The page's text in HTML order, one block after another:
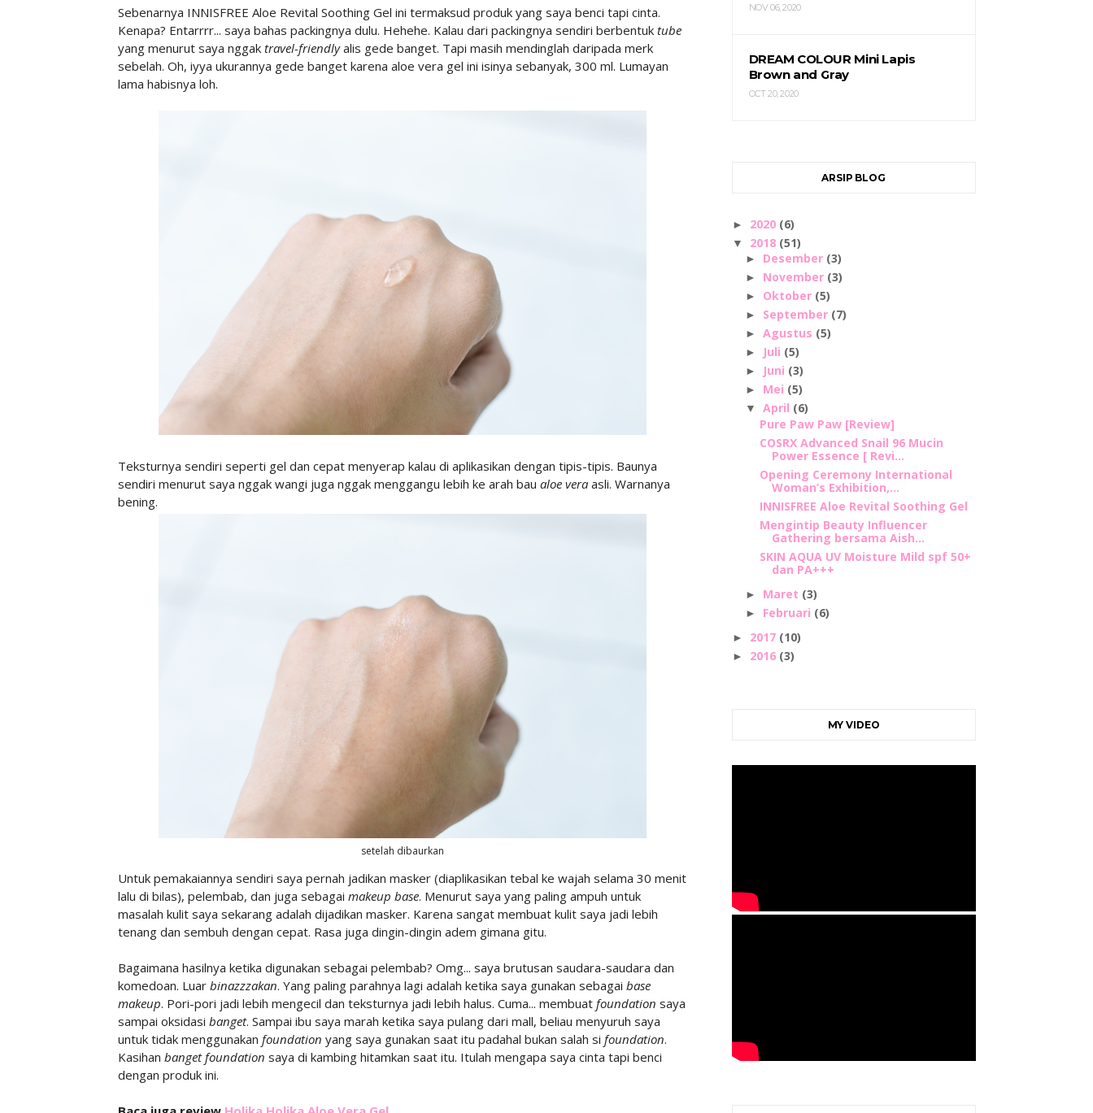
Sebenarnya INNISFREE Aloe Revital Soothing Gel ini termaksud produk yang saya benci tapi cinta.
Kenapa? Entarrrr... saya bahas packingnya dulu. Hehehe. Kalau dari packingnya sendiri berbentuk tube
yang menurut saya nggak travel-friendlyalis gede banget. Tapi masih mendinglah daripada merk
sebelah. Oh, iyya ukurannya gede banget karena aloe vera gel ini isinya sebanyak, 300 ml. Lumayan
lama habisnya loh.
Teksturnya sendiri seperti gel dan cepat menyerap kalau di aplikasikan dengan tipis-tipis. Baunya
sendiri menurut saya nggak wangi juga nggak menggangu lebih ke arah bau aloe veraasli. Warnanya
bening.
setelah dibaurkan
Untuk pemakaiannya sendiri saya pernah jadikan masker (diaplikasikan tebal ke wajah selama 30 menit
lalu di bilas), pelembab, dan juga sebagai makeup base. Menurut saya yang paling ampuh untuk
masalah kulit saya sekarang adalah dijadikan masker. Karena sangat membuat kulit saya jadi lebih
tenang dan sembuh dengan cepat. Rasa juga dingin-dingin adem gimana gitu.
Bagaimana hasilnya ketika digunakan sebagai pelembab? Omg... saya brutusan saudara-saudara dan
komedoan. Luar binazzzakan. Yang paling parahnya lagi adalah ketika saya gunakan sebagai base
makeup. Pori-pori jadi lebih mengecil dan teksturnya jadi lebih halus. Cuma... membuat foundation saya
sampai oksidasi banget. Sampai ibu saya marah ketika saya pulang dari mall, beliau menyuruh saya
untuk tidak menggunakan foundation yang saya gunakan saat itu padahal bukan salah si foundation.
Kasihan banget foundation saya di kambing hitamkan saat itu. Itulah mengapa saya cinta tapi benci
dengan produk ini.
NOV 06, 2020
DREAM COLOUR Mini Lapis
Brown and Gray
OCT 20, 2020
ARSIP BLOG
► 2020 (6)
▼ 2018 (51)
► Desember (3)
► November (3)
► Oktober (5)
► September (7)
►Agustus (5)
► Juli (5)
► Juni (3)
► Mei (5)
▼April (6)
Pure Paw Paw [Review]
COSRX Advanced Snail 96 Mucin
Power Essence [ Revi...
Opening Ceremony International
Woman’s Exhibition,...
INNISFREE Aloe Revital Soothing Gel
Mengintip Beauty Influencer
Gathering bersama Aish...
SKIN AQUA UV Moisture Mild spf 50+
dan PA+++
► Maret (3)
► Februari (6)
► 2017 (10)
► 2016 (3)
MY VIDEO